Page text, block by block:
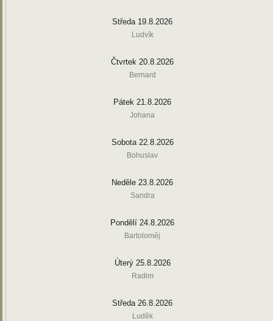
Středa 19.8.2026
Ludvík
Čtvrtek 20.8.2026
Bernard
Pátek 21.8.2026
Johana
Sobota 22.8.2026
Bohuslav
Neděle 23.8.2026
Sandra
Pondělí 24.8.2026
Bartoloměj
Úterý 25.8.2026
Radim
Středa 26.8.2026
Luděk